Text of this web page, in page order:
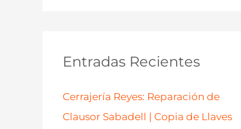
rEntradas Recientes
Cerrajería Reyes: Reparación de
Clausor Sabadell | Copia de Llaves